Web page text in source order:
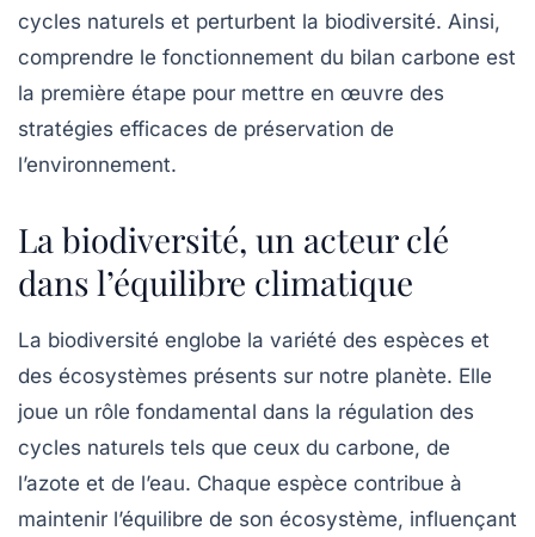
cycles naturels et perturbent la biodiversité. Ainsi,
comprendre le fonctionnement du bilan carbone est
la première étape pour mettre en œuvre des
stratégies efficaces de préservation de
l’environnement.
La biodiversité, un acteur clé
dans l’équilibre climatique
La biodiversité englobe la variété des espèces et
des écosystèmes présents sur notre planète. Elle
joue un rôle fondamental dans la régulation des
cycles naturels tels que ceux du carbone, de
l’azote et de l’eau. Chaque espèce contribue à
maintenir l’équilibre de son écosystème, influençant